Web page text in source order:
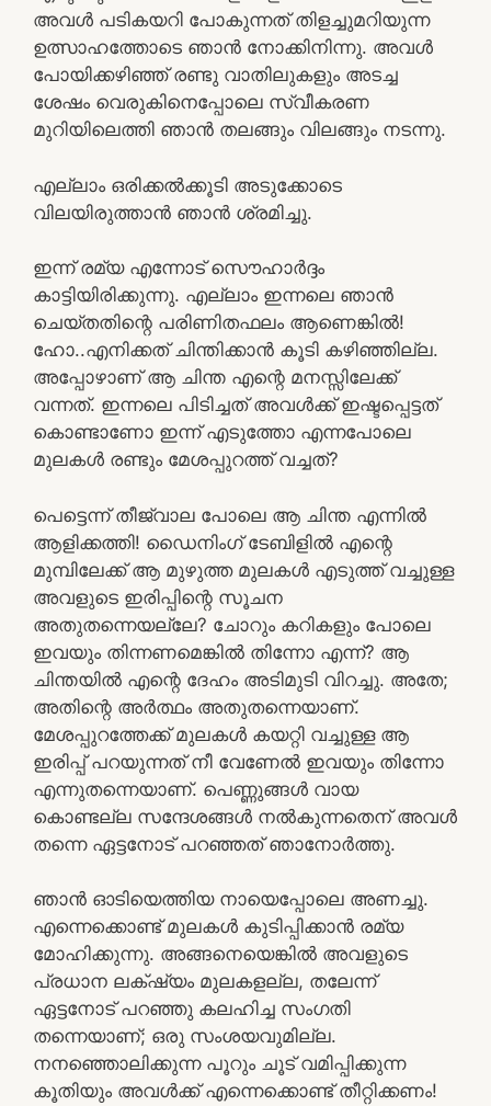
അവള്‍ പടികയറി പോകുന്നത് തിളച്ചുമറിയുന്ന
ഉത്സാഹത്തോടെ ഞാന്‍ നോക്കിനിന്നു. അവള്‍
പോയിക്കഴിഞ്ഞ് രണ്ടു വാതിലുകളും അടച്ച
ശേഷം വെരുകിനെപ്പോലെ സ്വീകരണ
മുറിയിലെത്തി ഞാന്‍ തലങ്ങും വിലങ്ങും നടന്നു.
എല്ലാം ഒരിക്കല്‍ക്കൂടി അടുക്കോടെ
വിലയിരുത്താന്‍ ഞാന്‍ ശ്രമിച്ചു.
ഇന്ന് രമ്യ എന്നോട് സൌഹാര്‍ദ്ദം
കാട്ടിയിരിക്കുന്നു. എല്ലാം ഇന്നലെ ഞാന്‍
ചെയ്തതിന്റെ പരിണിതഫലം ആണെങ്കില്‍!
ഹോ..എനിക്കത് ചിന്തിക്കാന്‍ കൂടി കഴിഞ്ഞില്ല.
അപ്പോഴാണ്‌ ആ ചിന്ത എന്റെ മനസ്സിലേക്ക്
വന്നത്. ഇന്നലെ പിടിച്ചത് അവള്‍ക്ക് ഇഷ്ടപ്പെട്ടത്
കൊണ്ടാണോ ഇന്ന് എടുത്തോ എന്നപോലെ
മുലകള്‍ രണ്ടും മേശപ്പുറത്ത് വച്ചത്?
പെട്ടെന്ന് തീജ്വാല പോലെ ആ ചിന്ത എന്നില്‍
ആളിക്കത്തി! ഡൈനിംഗ് ടേബിളില്‍ എന്റെ
മുമ്പിലേക്ക് ആ മുഴുത്ത മുലകള്‍ എടുത്ത് വച്ചുള്ള
അവളുടെ ഇരിപ്പിന്റെ സൂചന
അതുതന്നെയല്ലേ? ചോറും കറികളും പോലെ
ഇവയും തിന്നണമെങ്കില്‍ തിന്നോ എന്ന്? ആ
ചിന്തയില്‍ എന്റെ ദേഹം അടിമുടി വിറച്ചു. അതേ;
അതിന്റെ അര്‍ത്ഥം അതുതന്നെയാണ്.
മേശപ്പുറത്തേക്ക് മുലകള്‍ കയറ്റി വച്ചുള്ള ആ
ഇരിപ്പ് പറയുന്നത് നീ വേണേല്‍ ഇവയും തിന്നോ
എന്നുതന്നെയാണ്. പെണ്ണുങ്ങള്‍ വായ
കൊണ്ടല്ല സന്ദേശങ്ങള്‍ നല്‍കുന്നതെന് അവള്‍
തന്നെ ഏട്ടനോട് പറഞ്ഞത് ഞാനോര്‍ത്തു.
ഞാന്‍ ഓടിയെത്തിയ നായെപ്പോലെ അണച്ചു.
എന്നെക്കൊണ്ട് മുലകള്‍ കുടിപ്പിക്കാന്‍ രമ്യ
മോഹിക്കുന്നു. അങ്ങനെയെങ്കില്‍ അവളുടെ
പ്രധാന ലക്‌ഷ്യം മുലകളല്ല, തലേന്ന്
ഏട്ടനോട് പറഞ്ഞു കലഹിച്ച സംഗതി
തന്നെയാണ്; ഒരു സംശയവുമില്ല.
നനഞ്ഞൊലിക്കുന്ന പൂറും ചൂട് വമിപ്പിക്കുന്ന
കൂതിയും അവള്‍ക്ക് എന്നെക്കൊണ്ട് തീറ്റിക്കണം!